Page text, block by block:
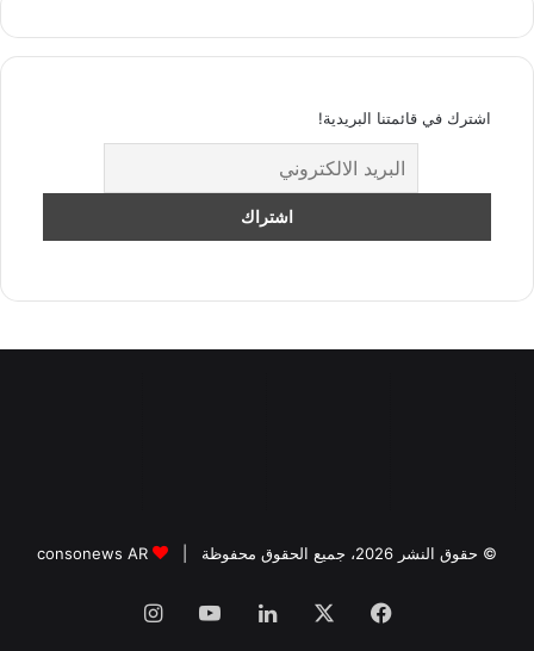
اشترك في قائمتنا البريدية!
© حقوق النشر 2026، جميع الحقوق محفوظة | consonews AR
فيسبوك لينكدإن‫YouTubeانستقرام